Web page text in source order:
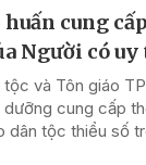
huấn cung
Người có
và Tôn giáo
dưỡng cung cấp
dân tộc thiểu số